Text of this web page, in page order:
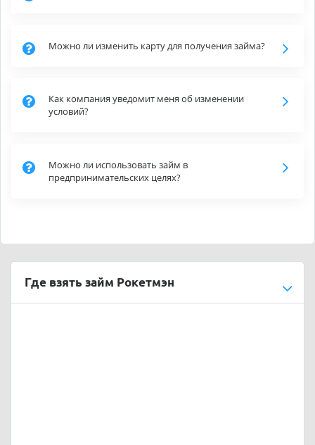
Можно ли изменить карту для получения займа?
Как компания уведомит меня об изменении
условий?
Можно ли использовать займ в
предпринимательских целях?
Где взять займ Рокетмэн